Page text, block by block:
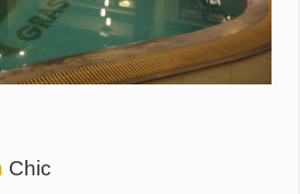
Chic